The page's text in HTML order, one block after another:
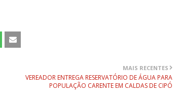
MAIS RECENTES
VEREADOR ENTREGA RESERVATÓRIO DE ÁGUA PARA
POPULAÇÃO CARENTE EM CALDAS DE CIPÓ